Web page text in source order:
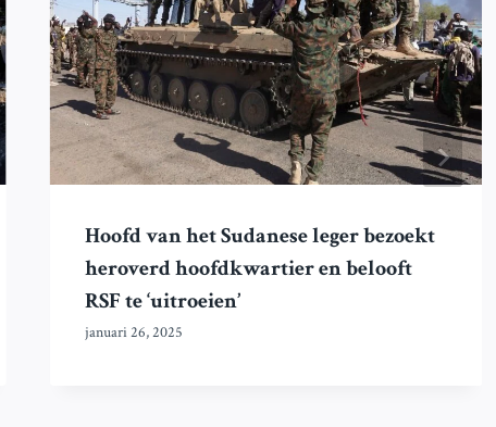
Hoofd van het Sudanese leger bezoekt
heroverd hoofdkwartier en belooft
RSF te ‘uitroeien’
januari 26, 2025